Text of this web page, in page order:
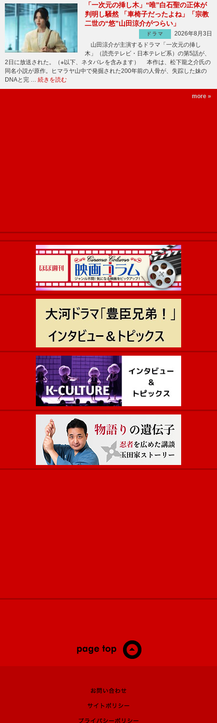
「一次元の挿し木」“唯”白石聖の正体が
判明し騒然 「車椅子だったよね」「宗教
二世の“悠”山田涼介がつらい」
ドラマ
2026年8月3日
山田涼介が主演するドラマ「一次元の挿し
木」（読売テレビ・日本テレビ系）の第5話が、
2日に放送された。（※以下、ネタバレを含みます） 本作は、松下龍之介氏の
同名小説が原作。ヒマラヤ山中で発掘された200年前の人骨が、失踪した妹の
DNAと完 … 続きを読む
more »